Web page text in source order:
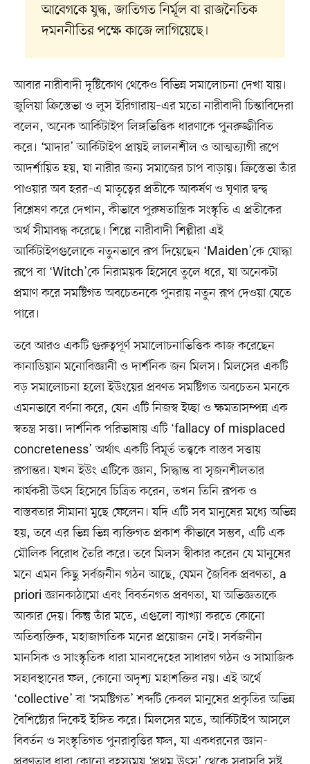
আবেগকে যুদ্ধ, জাতিগত নির্মূল বা রাজনৈতিক
দমননীতির পক্ষে কাজে লাগিয়েছে।
আবার নারীবাদী দৃষ্টিকোণ থেকেও বিভিন্ন সমালোচনা দেখা যায়।
জুলিয়া ক্রিস্তেভা ও লুস ইরিগারায়–এর মতো নারীবাদী চিন্তাবিদেরা
বলেন, অনেক আর্কিটাইপ লিঙ্গভিত্তিক ধারণাকে পুনরুজ্জীবিত
করে। ‘মাদার’ আর্কিটাইপ প্রায়ই লালনশীল ও আত্মত্যাগী রূপে
আদর্শায়িত হয়, যা নারীর জন্য সমাজের চাপ বাড়ায়। ক্রিস্তেভা তাঁর
পাওয়ার অব হরর–এ মাতৃত্বের প্রতীকে আকর্ষণ ও ঘৃণার দ্বন্দ্ব
বিশ্লেষণ করে দেখান, কীভাবে পুরুষতান্ত্রিক সংস্কৃতি এ প্রতীকের
অর্থ সীমাবদ্ধ করেছে। শিল্পে নারীবাদী শিল্পীরা এই
আর্কিটাইপগুলোকে নতুনভাবে রূপ দিয়েছেন ‘Maiden’কে যোদ্ধা
রূপে বা ‘Witch’কে নিরাময়ক হিসেবে তুলে ধরে, যা অনেকটা
প্রমাণ করে সমষ্টিগত অবচেতনকে পুনরায় নতুন রূপ দেওয়া যেতে
পারে।
তবে আরও একটি গুরুত্বপূর্ণ সমালোচনাভিত্তিক কাজ করেছেন
কানাডিয়ান মনোবিজ্ঞানী ও দার্শনিক জন মিলস। মিলসের একটি
বড় সমালোচনা হলো ইউংয়ের প্রবণত সমষ্টিগত অবচেতন মনকে
এমনভাবে বর্ণনা করে, যেন এটি নিজস্ব ইচ্ছা ও ক্ষমতাসম্পন্ন এক
স্বতন্ত্র সত্তা। দার্শনিক পরিভাষায় এটি ‘fallacy of misplaced
concreteness’ অর্থাৎ একটি বিমূর্ত তত্ত্বকে বাস্তব সত্তায়
রূপান্তর। যখন ইউং এটিকে জ্ঞান, সিদ্ধান্ত বা সৃজনশীলতার
কার্যকরী উৎস হিসেবে চিত্রিত করেন, তখন তিনি রূপক ও
বাস্তবতার সীমানা মুছে ফেলেন। যদি এটি সব মানুষের মধ্যে অভিন্ন
হয়, তবে এর ভিন্ন ভিন্ন ব্যক্তিগত প্রকাশ কীভাবে সম্ভব, এটি এক
মৌলিক বিরোধ তৈরি করে। তবে মিলস স্বীকার করেন যে মানুষের
মনে এমন কিছু সর্বজনীন গঠন আছে, যেমন জৈবিক প্রবণতা, a
priori জ্ঞানকাঠামো এবং বিবর্তনগত প্রবণতা, যা অভিজ্ঞতাকে
আকার দেয়। কিন্তু তাঁর মতে, এগুলো ব্যাখ্যা করতে কোনো
অতিব্যক্তিক, মহাজাগতিক মনের প্রয়োজন নেই। সর্বজনীন
মানসিক ও সাংস্কৃতিক ধারা মানবদেহের সাধারণ গঠন ও সামাজিক
সহাবস্থানের ফল, কোনো অদৃশ্য মহাশক্তির নয়। এই অর্থে
‘collective’ বা ‘সমষ্টিগত’ শব্দটি কেবল মানুষের প্রকৃতির অভিন্ন
বৈশিষ্ট্যের দিকেই ইঙ্গিত করে। মিলসের মতে, আর্কিটাইপ আসলে
বিবর্তন ও সংস্কৃতিগত পুনরাবৃত্তির ফল, যা একধরনের জ্ঞান-